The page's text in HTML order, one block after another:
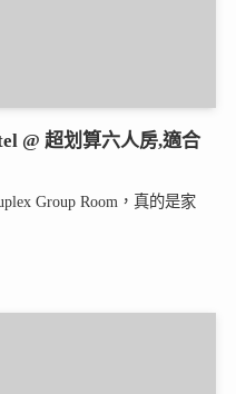
@ 超划算六人房,適合
Group Room，真的是家